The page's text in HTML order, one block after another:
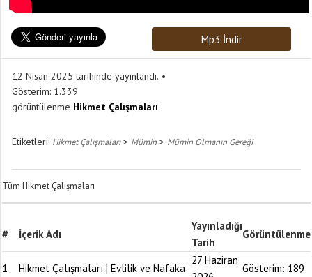
Mp3 İndir
12 Nisan 2025 tarihinde yayınlandı.
Gösterim: 1.339
görüntülenme Hikmet Çalışmaları
Etiketleri: Hikmet Çalışmaları> Mümin > Mümin Olmanın Gereği
Tüm Hikmet Çalışmaları
# İçerik Adı
Yayınladığı
Tarih
Görüntülenme
1 Hikmet Çalışmaları | Evlilik ve Nafaka
27 Haziran
Gösterim: 189